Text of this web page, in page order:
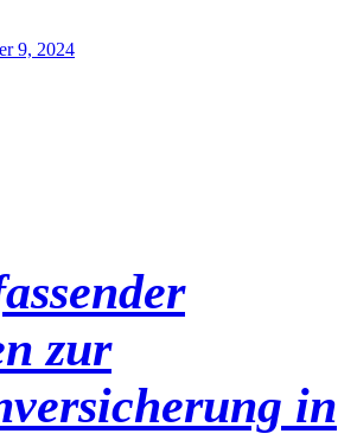
9, 2024
zur
in